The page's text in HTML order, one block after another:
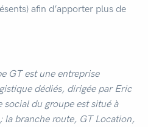
afin d’apporter plus de
GT est une entreprise
dédiés, dirigée par Eric
social du groupe est situé à
la branche route, GT Location,